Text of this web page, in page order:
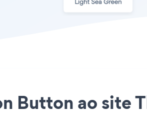
Button ao site